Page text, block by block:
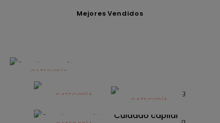
Mejores Vendidos
CATEGORÍA
Alimentación
infantilCATEGORÍA
Dermocosmética
CATEGORÍA
Solares
Cuidado capilar